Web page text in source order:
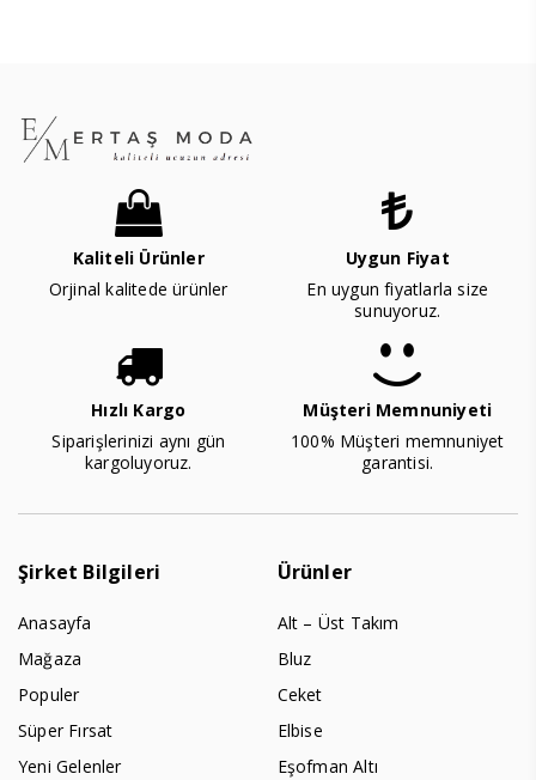
Kaliteli Ürünler
Orjinal kalitede ürünler
Uygun Fiyat
En uygun fiyatlarla size
sunuyoruz.
Hızlı Kargo
Siparişlerinizi aynı gün
kargoluyoruz.
Müşteri Memnuniyeti
100% Müşteri memnuniyet
garantisi.
Şirket Bilgileri
Anasayfa
Mağaza
Populer
Süper Fırsat
Yeni Gelenler
Ürünler
Alt – Üst Takım
Bluz
Ceket
Elbise
Eşofman Altı